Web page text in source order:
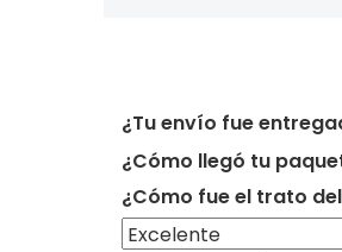
¿Tu envío fue
¿Cómo llegó tu
¿Cómo fue el trato